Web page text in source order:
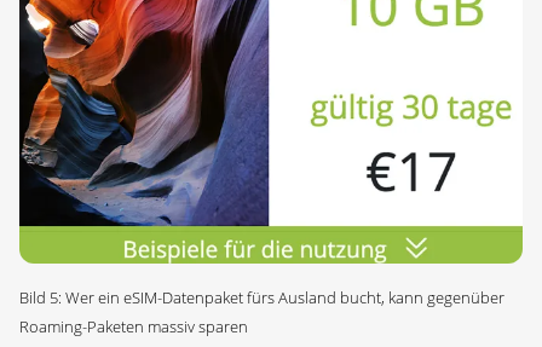
Bild 5: Wer ein eSIM-Datenpaket fürs Ausland bucht, kann gegenüber
Roaming-Paketen massiv sparen